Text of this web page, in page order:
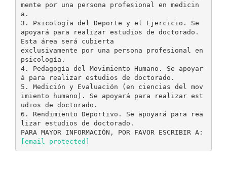
mente por una persona profesional en medicin
a.
3. Psicología del Deporte y el Ejercicio. Se
apoyará para realizar estudios de doctorado.
Esta área será cubierta
exclusivamente por una persona profesional en
psicología.
4. Pedagogía del Movimiento Humano. Se apoyar
á para realizar estudios de doctorado.
5. Medición y Evaluación (en ciencias del mov
imiento humano). Se apoyará para realizar est
udios de doctorado.
6. Rendimiento Deportivo. Se apoyará para rea
lizar estudios de doctorado.
PARA MAYOR INFORMACIÓN, POR FAVOR ESCRIBIR A:
[email protected]